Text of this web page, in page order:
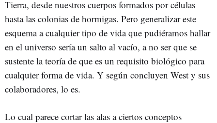
Tierra, desde nuestros cuerpos formados por células
hasta las colonias de hormigas. Pero generalizar este
esquema a cualquier tipo de vida que pudiéramos hallar
en el universo sería un salto al vacío, a no ser que se
sustente la teoría de que es un requisito biológico para
cualquier forma de vida. Y según concluyen West y sus
colaboradores, lo es.
Lo cual parece cortar las alas a ciertos conceptos